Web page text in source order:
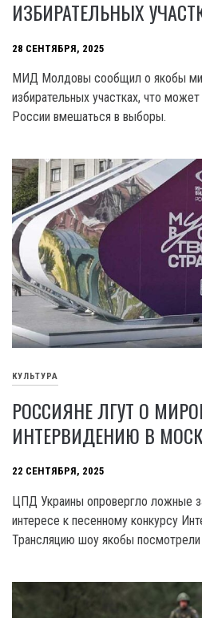
ИЗБИРАТЕЛЬНЫХ
28 СЕНТЯБРЯ, 2025
МИД Молдовы сообщил о якобы
избирательных участках, что
России вмешаться в выборы.
КУЛЬТУРА
РОССИЯНЕ ЛГУТ О
ИНТЕРВИДЕНИЮ В
22 СЕНТЯБРЯ, 2025
ЦПД Украины опровергло ложные
интересе к песенному конкурсу
Трансляцию шоу якобы